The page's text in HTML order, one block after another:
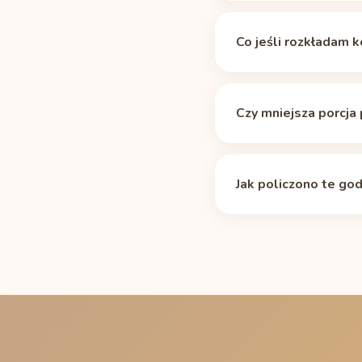
okresu półtrwania). W
Co jeśli rozkładam
półtrwania dawka
Czy mniejsza
stronie.
Jak policzono te